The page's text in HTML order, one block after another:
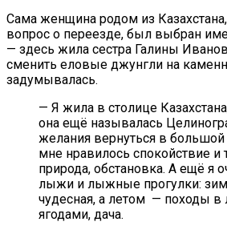
Сама женщина родом из
вопрос о переезде, был выбран
— здесь жила сестра Галины
сменить еловые джунгли на
задумывалась.
— Я жила в столице
она ещё называлась
желания вернуться в
мне нравилось спокойствие и
природа, обстановка. А ещё я
лыжи и лыжные прогулки:
чудесная, а летом — походы в
ягодами, дача.